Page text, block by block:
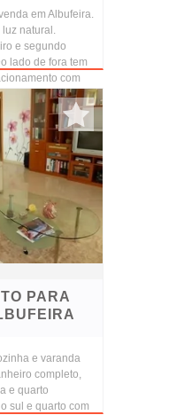
em Albufeira.
natural.
e segundo
lado de fora tem
com
PARA
e varanda
completo,
e quarto
sul e quarto com